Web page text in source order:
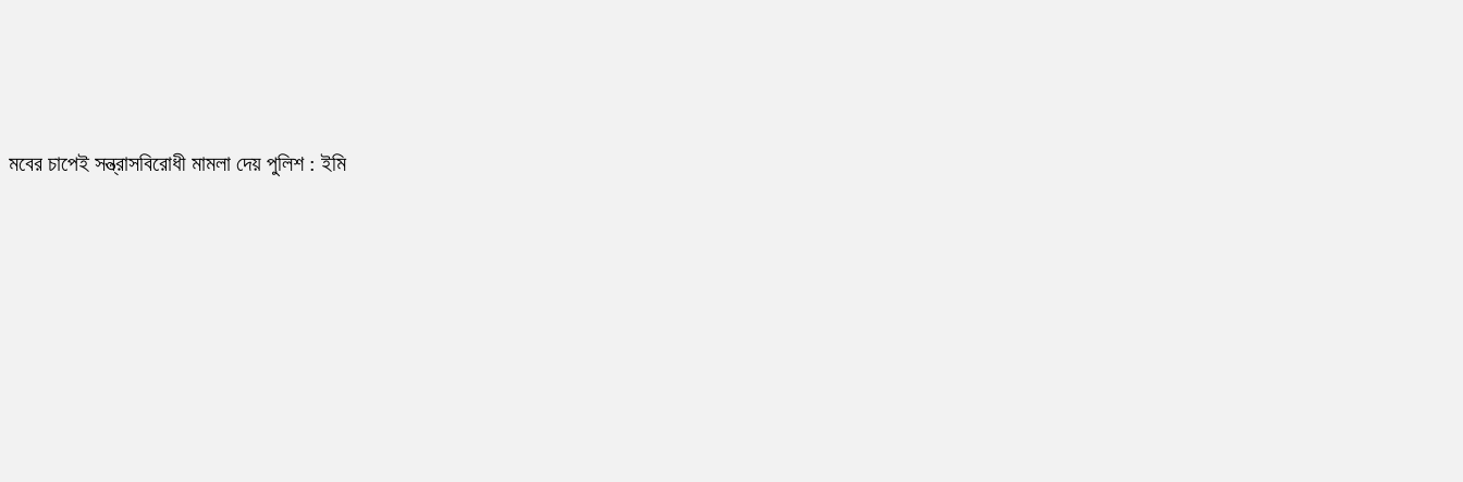
মবের চাপেই সন্ত্রাসবিরোধী মামলা দেয় পুলিশ : ইমি